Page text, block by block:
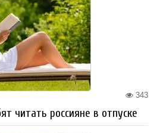
343
читать россияне в отпуске